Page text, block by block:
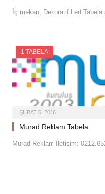
İç mekan, Dekoratif Led Tabela
1 TABELA
ŞUBAT 5, 2016
Murad Reklam Tabela
Murad Reklam İletişim: